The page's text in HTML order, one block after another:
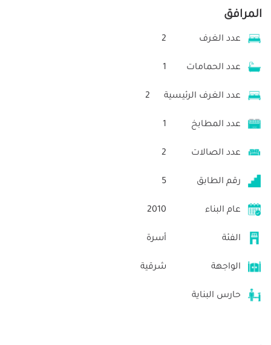
المرافق
عدد الغرف 2
عدد الحمامات 1
عدد الغرف الرئيسية 2
عدد المطابخ 1
عدد الصالات 2
رقم الطابق 5
عام البناء 2010
الفئة أسرة
الواجهة شرقية
حارس البناية